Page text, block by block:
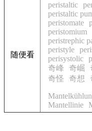
随便看
peristaltic
peristaltic
peristomate
peristomium
peristrephic
peristyle
perisystolic
奇峰
奇崛
奇怪
奇想
Mantellinie